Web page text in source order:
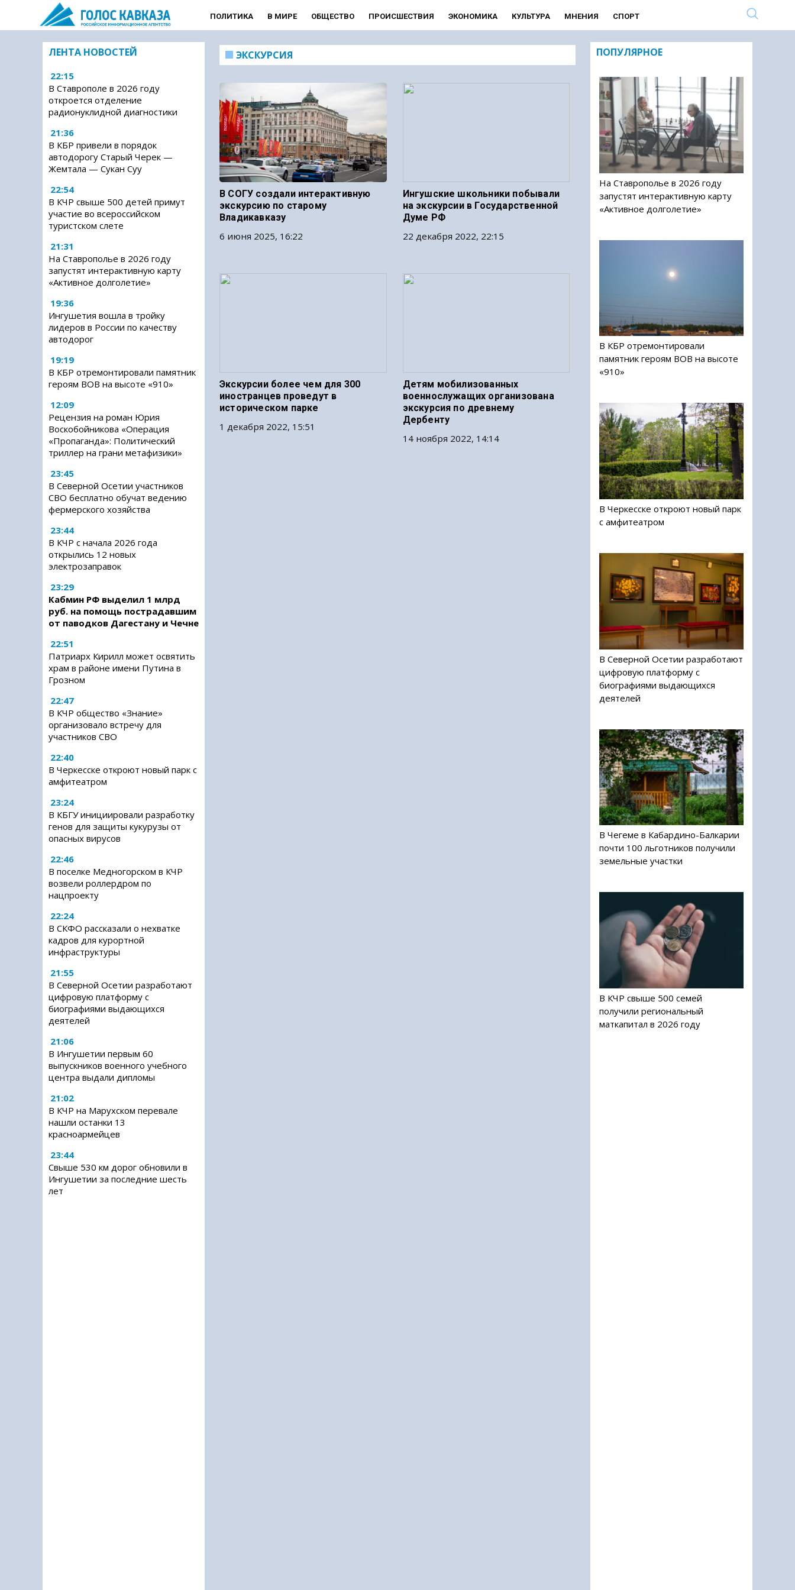
ПОЛИТИКА В МИРЕ ОБЩЕСТВО ПРОИСШЕСТВИЯ ЭКОНОМИКА КУЛЬТУРА МНЕНИЯ СПОРТ
ЛЕНТА НОВОСТЕЙ
22:15
В Ставрополе в 2026 году
откроется отделение
радионуклидной диагностики
21:36
В КБР привели в порядок
автодорогу Старый Черек —
Жемтала — Сукан Суу
22:54
В КЧР свыше 500 детей примут
участие во всероссийском
туристском слете
21:31
На Ставрополье в 2026 году
запустят интерактивную карту
«Активное долголетие»
19:36
Ингушетия вошла в тройку
лидеров в России по качеству
автодорог
19:19
В КБР отремонтировали памятник
героям ВОВ на высоте «910»
12:09
Рецензия на роман Юрия
Воскобойникова «Операция
«Пропаганда»: Политический
триллер на грани метафизики»
23:45
В Северной Осетии участников
СВО бесплатно обучат ведению
фермерского хозяйства
23:44
В КЧР с начала 2026 года
открылись 12 новых
электрозаправок
23:29
Кабмин РФ выделил 1 млрд
руб. на помощь пострадавшим
от паводков Дагестану и Чечне
22:51
Патриарх Кирилл может освятить
храм в районе имени Путина в
Грозном
22:47
В КЧР общество «Знание»
организовало встречу для
участников СВО
22:40
В Черкесске откроют новый парк с
амфитеатром
23:24
В КБГУ инициировали разработку
генов для защиты кукурузы от
опасных вирусов
22:46
В поселке Медногорском в КЧР
возвели роллердром по
нацпроекту
22:24
В СКФО рассказали о нехватке
кадров для курортной
инфраструктуры
21:55
В Северной Осетии разработают
цифровую платформу с
биографиями выдающихся
деятелей
21:06
В Ингушетии первым 60
выпускников военного учебного
центра выдали дипломы
21:02
В КЧР на Марухском перевале
нашли останки 13
красноармейцев
23:44
Свыше 530 км дорог обновили в
Ингушетии за последние шесть
лет
ЭКСКУРСИЯ
В СОГУ создали интерактивную
экскурсию по старому
Владикавказу
6 июня 2025, 16:22
Ингушские школьники побывали
на экскурсии в Государственной
Думе РФ
22 декабря 2022, 22:15
Экскурсии более чем для 300
иностранцев проведут в
историческом парке
1 декабря 2022, 15:51
Детям мобилизованных
военнослужащих организована
экскурсия по древнему
Дербенту
14 ноября 2022, 14:14
ПОПУЛЯРНОЕ
На Ставрополье в 2026 году
запустят интерактивную карту
«Активное долголетие»
В КБР отремонтировали
памятник героям ВОВ на высоте
«910»
В Черкесске откроют новый парк
с амфитеатром
В Северной Осетии разработают
цифровую платформу с
биографиями выдающихся
деятелей
В Чегеме в Кабардино-Балкарии
почти 100 льготников получили
земельные участки
В КЧР свыше 500 семей
получили региональный
маткапитал в 2026 году